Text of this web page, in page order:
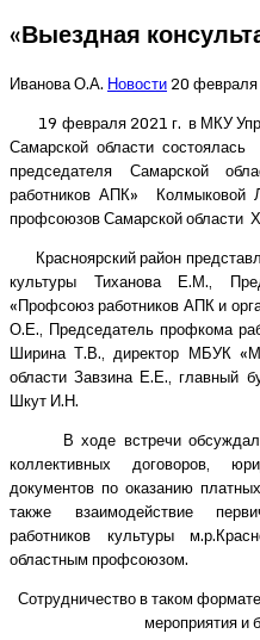
«Выездная
Иванова О.А. Новости20
19 февраля 2021 г. в МКУ
Самарской области
председателя Самарской
работников АПК» Колмыковой
профсоюзов Самарской области
Красноярский район
культуры Тиханова Е.М.,
«Профсоюз работников АПК и
О.Е., Председатель профкома
Ширина Т.В., директор МБУК
области Завзина Е.Е., главный
Шкут И.Н.
В ходе встречи
коллективных договоров,
документов по оказанию
также взаимодействие
работников культуры
областным профсоюзом.
Сотрудничество в таком
мероприятия и